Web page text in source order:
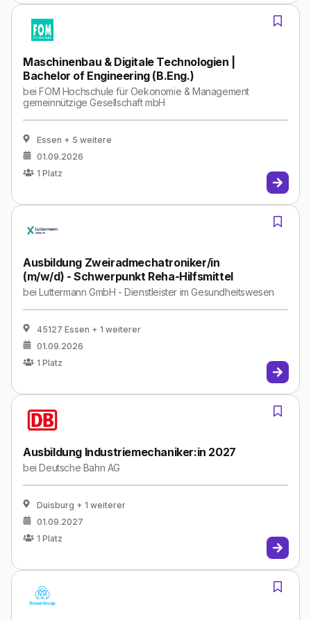
Maschinenbau & Digitale Technologien |
Bachelor of Engineering (B.Eng.)
beiFOM Hochschule für Oekonomie & Management
gemeinnützige Gesellschaft mbH
Essen + 5 weitere
01.09.2026
1 Platz
Ausbildung Zweiradmechatroniker/in
(m/w/d) - Schwerpunkt Reha-Hilfsmittel
beiLuttermann GmbH - Dienstleister im Gesundheitswesen
45127 Essen + 1 weiterer
01.09.2026
1 Platz
Ausbildung Industriemechaniker:in 2027
beiDeutsche Bahn AG
Duisburg + 1 weiterer
01.09.2027
1 Platz